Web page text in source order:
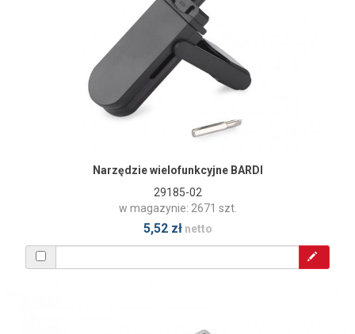
Narzędzie wielofunkcyjne BARDI
29185-02
w magazynie: 2671 szt.
5,52 złnetto